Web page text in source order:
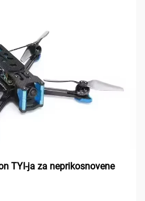
TYI-ja za neprikosnovene